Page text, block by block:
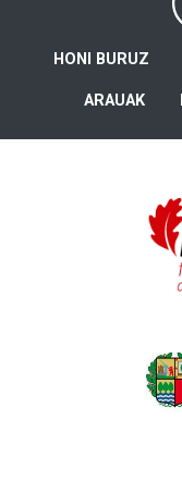
HONI BURUZ
ARAUAK